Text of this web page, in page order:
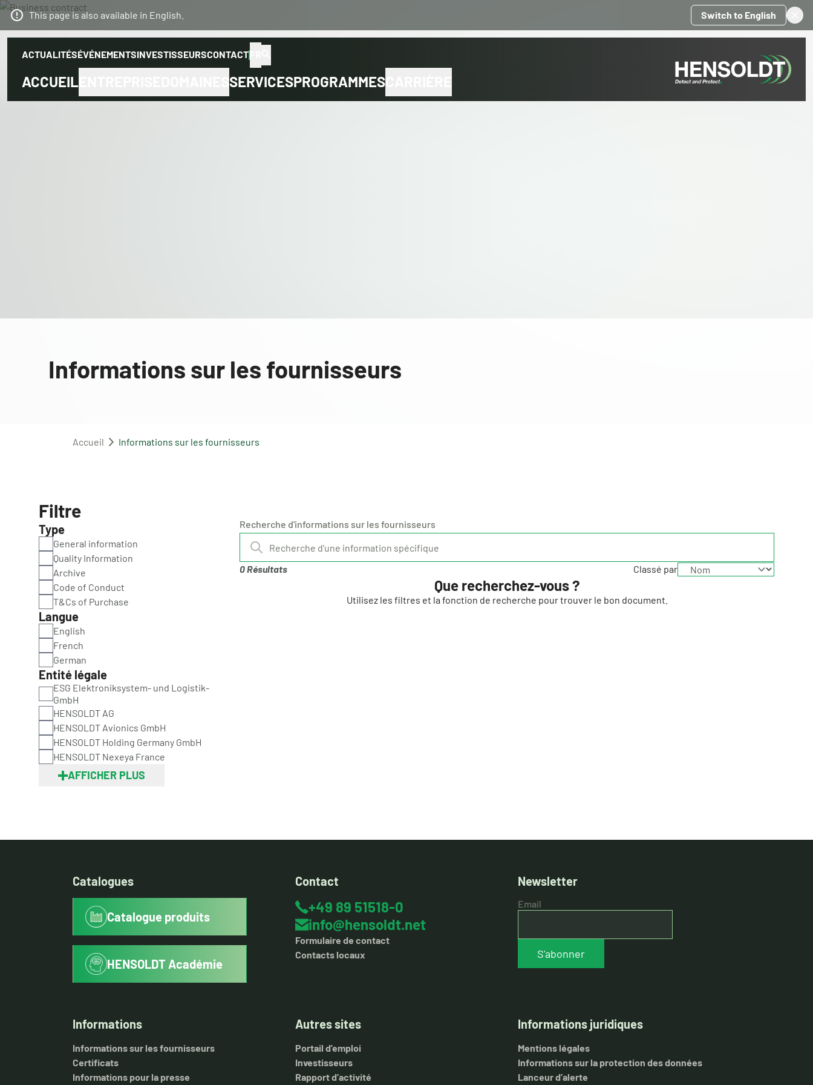
This page is also available in English. Switch to English
ACTUALITÉSÉVÉNEMENTSINVESTISSEURSCONTACT
ACCUEIL SERVICESPROGRAMMES
Informations sur les fournisseurs
Accueil Informations sur les fournisseurs
Filtre
Type
General information
Quality Information
Archive
Code of Conduct
T&Cs of Purchase
Langue
English
French
German
Entité légale
ESG Elektroniksystem- und Logistik-
GmbH
HENSOLDT AG
HENSOLDT Avionics GmbH
HENSOLDT Holding Germany GmbH
HENSOLDT Nexeya France
AFFICHER PLUS
Recherche d'informations sur les fournisseurs
0 Résultats Classé par
Que recherchez-vous ?
Utilisez les filtres et la fonction de recherche pour trouver le bon document.
Catalogues
Catalogue produits
HENSOLDT Académie
Contact
+49 89 51518-0
info@hensoldt.net
Formulaire de contact
Contacts locaux
Newsletter
Email
S'abonner
Informations
Informations sur les fournisseurs
Certificats
Informations pour la presse
Autres sites
Portail d'emploi
Investisseurs
Rapport d’activité
Informations juridiques
Mentions légales
Informations sur la protection des données
Lanceur d’alerte